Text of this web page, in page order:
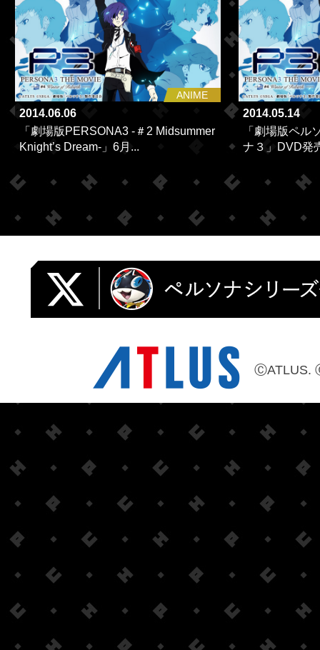
ANIME
2014.06.06
「劇場版PERSONA3 -＃2 Midsummer
Knight’s Dream‐」6月...
2014.05.14
「劇場版ペル
ナ３」DVD発
ⒸATLUS.